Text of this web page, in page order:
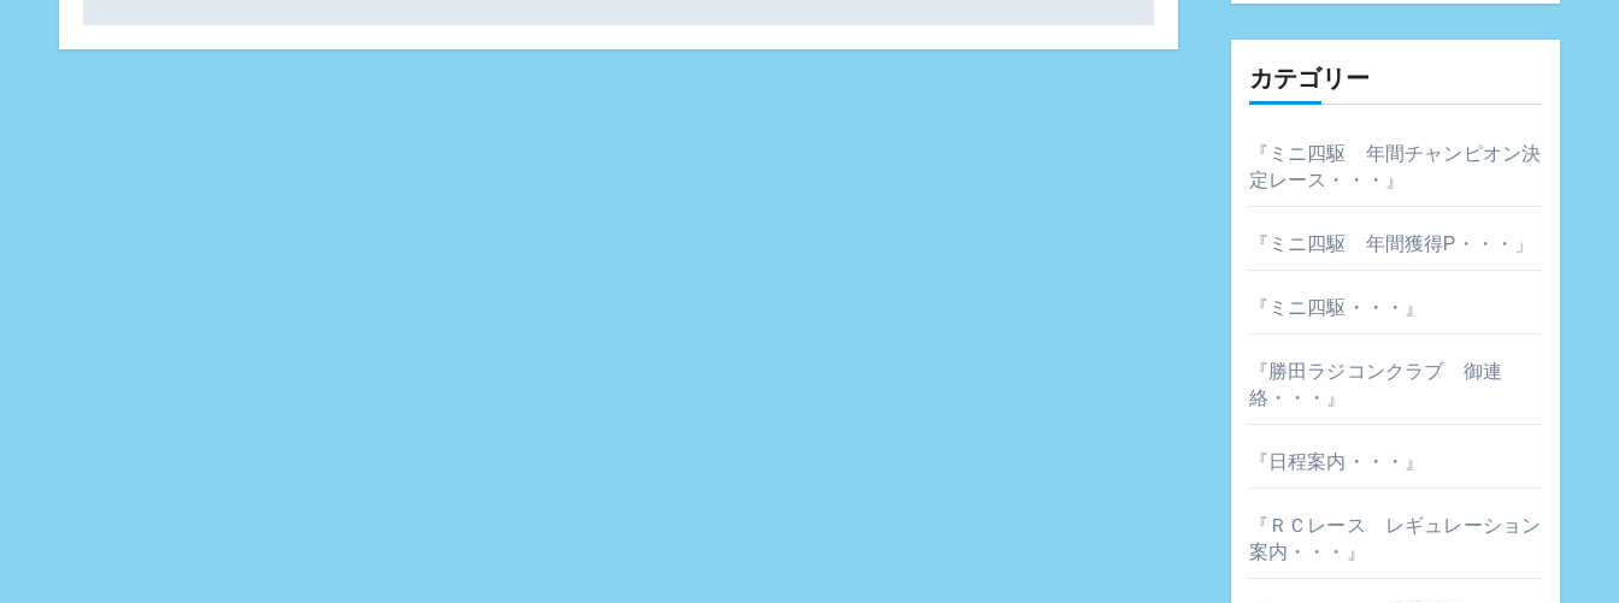
ビ
カテゴリー
『ミニ四駆 年間チャンピオン決
定レース・・・』
『ミニ四駆 年間獲得P・・・」
『ミニ四駆・・・』
『勝田ラジコンクラブ 御連
絡・・・』
『日程案内・・・』
『ＲＣレース レギュレーション
案内・・・』